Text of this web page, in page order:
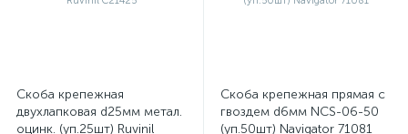
Скоба крепежная
двухлапковая d25мм метал.
оцинк. (уп.25шт) Ruvinil
Скоба крепежная прямая с
гвоздем d6мм NCS-06-50
(уп.50шт) Navigator 71081